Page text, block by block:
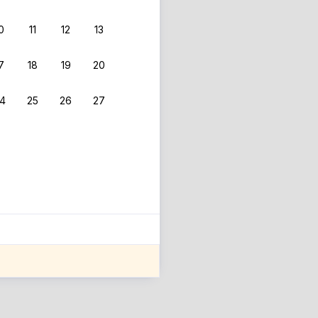
11 12 13
18 19 20
25 26 27